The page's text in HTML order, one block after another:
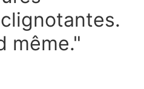
même."